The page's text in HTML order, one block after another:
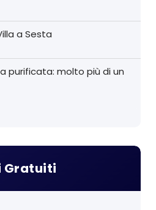
a Sesta
purificata: molto più di un
Gratuiti